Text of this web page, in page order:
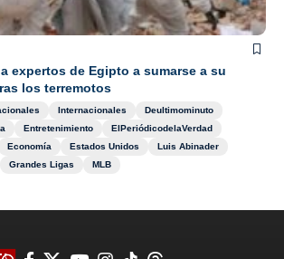
expertos de Egipto a sumarse a su
los terremotos
Internacionales
Deultimominuto
Entretenimiento
ElPeriódicodelaVerdad
Economía Estados Unidos
Luis Abinader
Grandes Ligas MLB